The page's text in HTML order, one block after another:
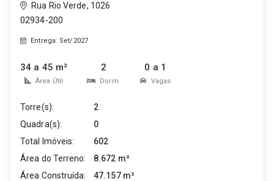
Rua Rio Verde, 1026
02934-200
Entrega: Set/2027
34 a 45 m²
Área Útil
2
Dorm.
0 a 1
Vagas
Torre(s):
2
Quadra(s):
0
Total Imóveis:
602
Área do Terreno:
8.672 m²
Área Construída:
47.157 m²